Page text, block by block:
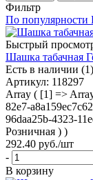
Фильтр
По популярности
Быстрый
Шашка табачная
Есть в наличии (1)
Артикул: 118297
Array ( [1] =>
82e7-
96daa25b-4323-
Розничная ) )
292.40 руб./шт
-
В корзину